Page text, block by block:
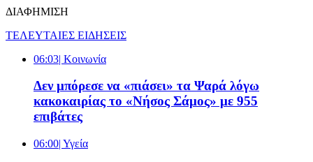
ΔΙΑΦΗΜΙΣΗ
ΤΕΛΕΥΤΑΙΕΣ ΕΙΔΗΣΕΙΣ
06:03| Κοινωνία
Δεν μπόρεσε να «πιάσει» τα Ψαρά λόγω
κακοκαιρίας το «Νήσος Σάμος» με 955
επιβάτες
06:00| Υγεία